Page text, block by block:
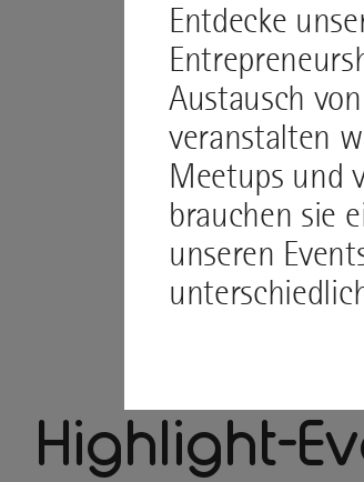
Entdecke
Austausch
veranstalten
Meetups und
brauchen sie
unseren
Highlight-